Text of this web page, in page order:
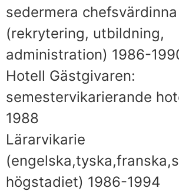
sedermera chefsvärdinna
(rekrytering, utbildning,
administration) 1986-
Hotell Gästgivaren:
semestervikarierande
1988
Lärarvikarie
högstadiet) 1986-1994